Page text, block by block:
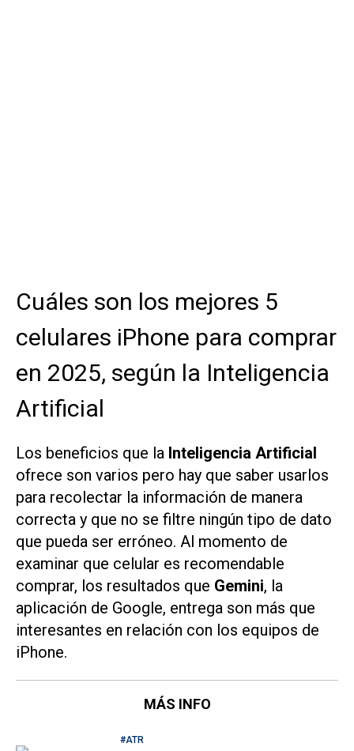
Cuáles son los mejores 5
celulares iPhone para comprar
en 2025, según la Inteligencia
Artificial
Los beneficios que la Inteligencia Artificial
ofrece son varios pero hay que saber usarlos
para recolectar la información de manera
correcta y que no se filtre ningún tipo de dato
que pueda ser erróneo. Al momento de
examinar que celular es recomendable
comprar, los resultados que Gemini, la
aplicación de Google, entrega son más que
interesantes en relación con los equipos de
iPhone.
MÁS INFO
#ATR